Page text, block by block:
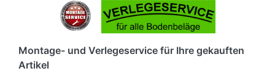
Montage- und Verlegeservice für Ihre gekauften
Artikel